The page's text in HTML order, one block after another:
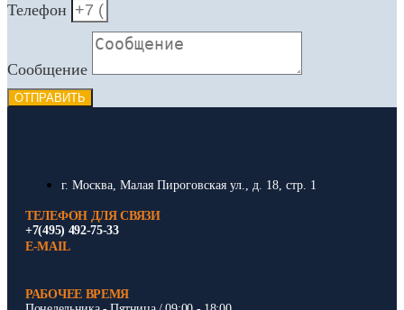
Телефон
Сообщение
ОТПРАВИТЬ
г. Москва, Малая Пироговская ул., д. 18, стр. 1
ТЕЛЕФОН ДЛЯ СВЯЗИ
+7(495) 492-75-33
E-MAIL
РАБОЧЕЕ ВРЕМЯ